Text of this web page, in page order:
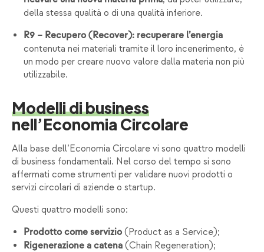
della stessa qualità o di una qualità inferiore.
R9 – Recupero (Recover): recuperare l’energia
contenuta nei materiali tramite il loro incenerimento, è
un modo per creare nuovo valore dalla materia non più
utilizzabile.
Modelli di business
nell’Economia Circolare
Alla base dell’Economia Circolare vi sono quattro modelli
di business fondamentali. Nel corso del tempo si sono
affermati come strumenti per validare nuovi prodotti o
servizi circolari di aziende o startup.
Questi quattro modelli sono:
Prodotto come servizio (Product as a Service);
Rigenerazione a catena (Chain Regeneration);